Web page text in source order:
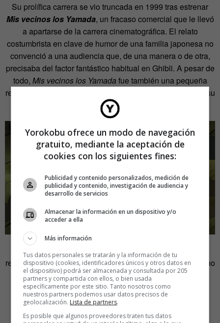
Su prolífica carrera se vio truncada en 1999 tras estrenar
Mis vecinos los Yamada, un fracaso comercial que le llevó
a apartarse de la carrera cinematográfica. El relato
costumbrista en clave de humor de una familia japonesa no
convenció a una audiencia que, de una manera o de otra,
precisaba del factor fantástico habitual en Ghibli. A pesar de
todo, Mis vecinos los Yamada fue también una pequeña
revolución de Takahata: pocas cintas animadas tienen en su
haber el regocijo de lo mundano.
Con una trayectoria rebosante de experimentación y
rebeldía, Takahata se embarcó en un largometraje más. Uno
que lo alejaría de los focos y del éxito que rodeaba a
Miyazaki. Uno que le llevaría ocho años completar. Una
vuelta más al folclore japonés para retratar fotograma a
fotograma el sentir de una niña de campo convertida en
Yorokobu ofrece un modo de navegación
gratuito, mediante la aceptación de
cookies con los siguientes fines:
Publicidad y contenido personalizados, medición de
publicidad y contenido, investigación de audiencia y
desarrollo de servicios
Almacenar la información en un dispositivo y/o
acceder a ella
Más información
Tus datos personales se tratarán y la información de tu
dispositivo (cookies, identificadores únicos y otros datos en
el dispositivo) podrá ser almacenada y consultada por 205
partners y compartida con ellos, o bien usada
específicamente por este sitio. Tanto nosotros como
nuestros partners podemos usar datos precisos de
geolocalización. Lista de partners.
Es posible que algunos proveedores traten tus datos